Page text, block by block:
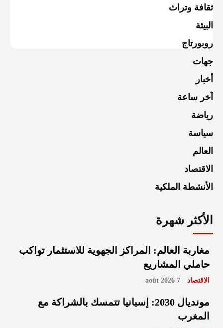
ثقافة وتراث
البيئة
روبورتاج
جهات
أخبار
آخر ساعة
رياضة
سياسة
العالم
الاقتصاد
الأنشطة الملكية
الأكثر شهرة
مغاربة العالم: المراكز الجهوية للاستثمار تواكب
حاملي المشاريع
الاقتصاد 7 août 2026
مونديال 2030: إسبانيا تتمسك بالشراكة مع
المغرب